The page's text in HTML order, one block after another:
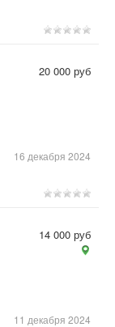
16 декабря 2024
20 000 руб
11 декабря 2024
14 000 руб